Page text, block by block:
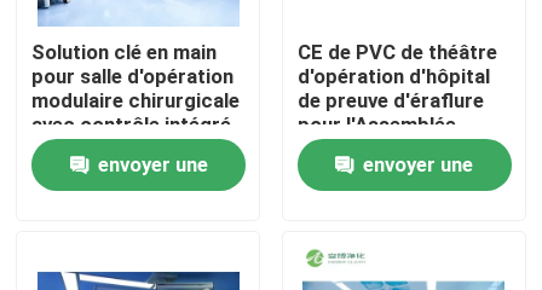
Nouvelles
Cas
Pièce propre modulaire
Solution clé en main
pour salle d'opération
modulaire chirurgicale
avec contrôle intégré
par automate
envoyer une
CE de PVC de théâtre
d'opération d'hôpital
de preuve d'éraflure
pour l'Assemblée
rapide d'hôpital
envoyer une